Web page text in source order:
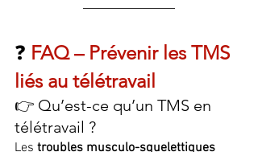
❓ FAQ – Prévenir les TMS
liés au télétravail
👉 Qu’est-ce qu’un TMS en
télétravail ?
Les troubles musculo-squelettiques